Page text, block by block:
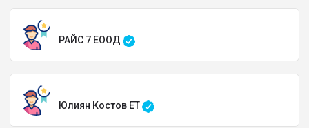
РАЙС 7 ЕООД
Юлиян Костов ЕТ